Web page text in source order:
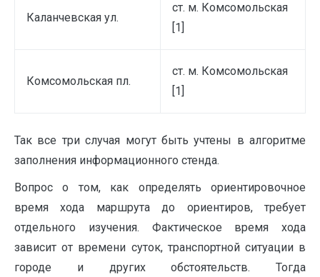
Каланчевская ул.
ст. м. Комсомольская
[1]
Комсомольская пл.
ст. м. Комсомольская
[1]
Так все три случая могут быть учтены в алгоритме
заполнения информационного стенда.
Вопрос о том, как определять ориентировочное
время хода маршрута до ориентиров, требует
отдельного изучения. Фактическое время хода
зависит от времени суток, транспортной ситуации в
городе и других обстоятельств. Тогда